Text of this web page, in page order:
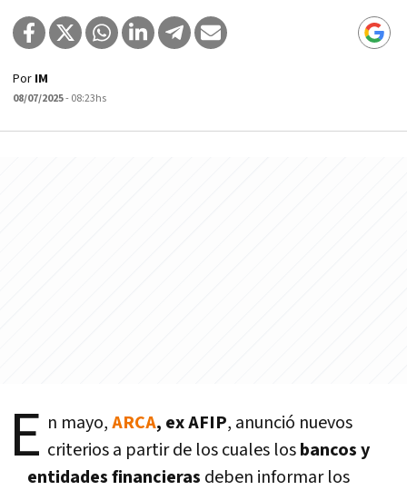
Por IM
08/07/2025- 08:23hs
E n mayo,ARCA, ex AFIP, anunció nuevos
criterios a partir de los cuales losbancos y
entidades financieras deben informar los